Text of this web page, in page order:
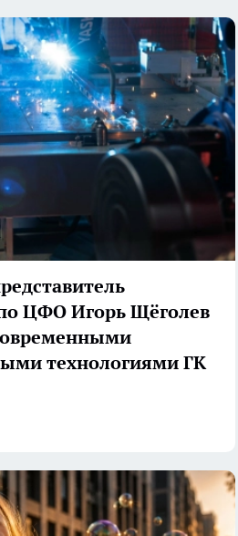
ЦФО Игорь Щёголев
технологиями ГК